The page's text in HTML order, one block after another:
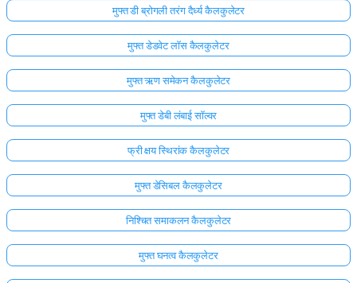
मुफ्त डी ब्रोगली तरंग दैर्ध्य कैलकुलेटर
मुफ्त डेडवेट लॉस कैलकुलेटर
मुफ्त ऋण समेकन कैलकुलेटर
मुफ्त डेबी लंबाई सॉल्वर
फ्री क्षय स्थिरांक कैलकुलेटर
मुफ्त डेसिबल कैलकुलेटर
निश्चित समाकलन कैलकुलेटर
मुफ्त घनत्व कैलकुलेटर